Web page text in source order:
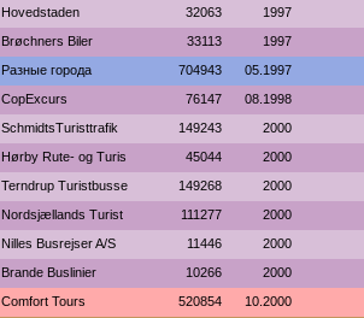
Hovedstaden 32063 1997
Brøchners Biler 33113 1997
Разные города 704943 05.1997
CopExcurs 76147 08.1998
SchmidtsTuristtrafik 149243 2000
Hørby Rute- og Turis 45044 2000
Terndrup Turistbusse 149268 2000
Nordsjællands Turist 111277 2000
Nilles Busrejser A/S 11446 2000
Brande Buslinier 10266 2000
Comfort Tours 520854 10.2000